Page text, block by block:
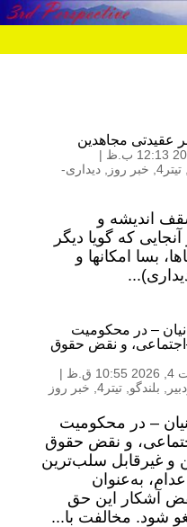
عقیدتی مجاهدین
|
تیتر4 , خبر روز
دیداری-
اندیشه و
که گویا دیگر
بسا امکانها و
– در محکومیت
و نقض حقوق
ق.ظ
|
بلندگو تیتر4 , خبر روز
– در محکومیت
و نقض حقوق
و غیرقابل سلب‌ترین
به‌عنوان
آشکار این حق
شود. مخالفت با...